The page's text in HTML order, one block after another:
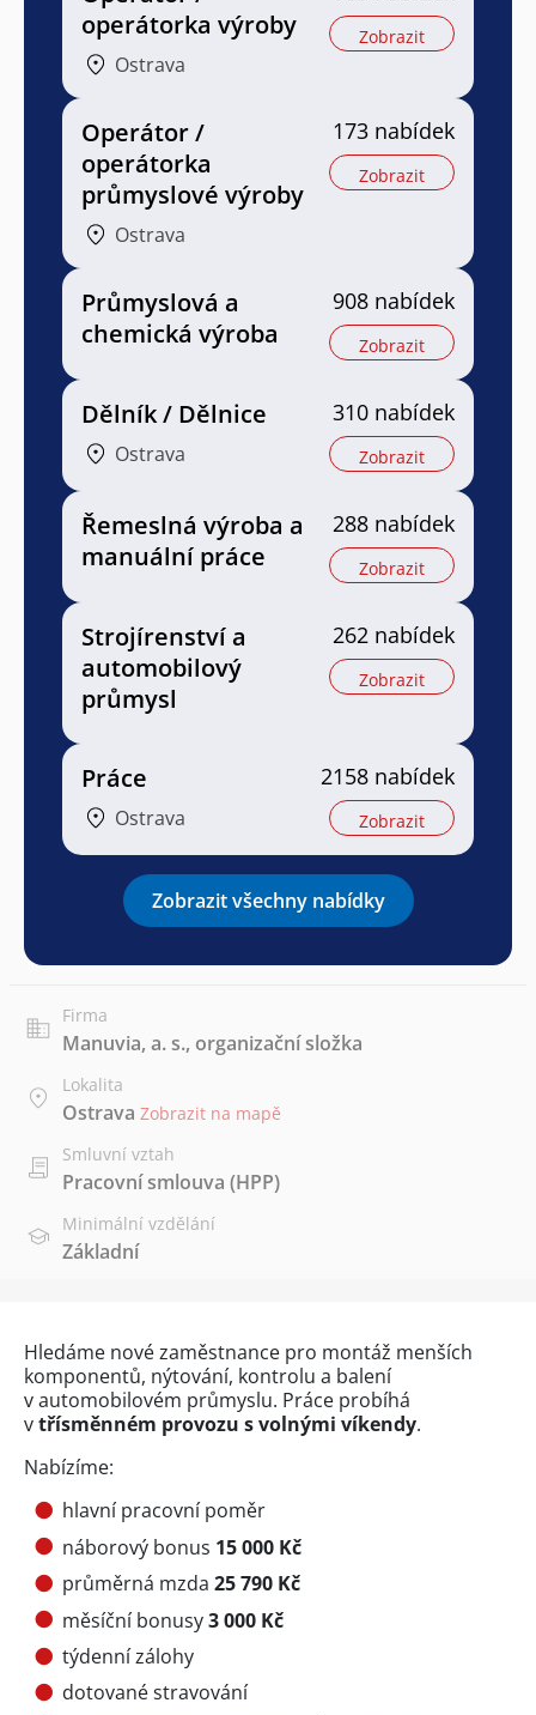
operátorka výroby
Ostrava
Zobrazit
Operátor /
operátorka
průmyslové výroby
Ostrava
173 nabídek
Zobrazit
Průmyslová a
chemická výroba
908 nabídek
Zobrazit
Dělník / Dělnice
Ostrava
310 nabídek
Zobrazit
Řemeslná výroba a
manuální práce
288 nabídek
Zobrazit
Strojírenství a
automobilový
průmysl
262 nabídek
Zobrazit
Práce
Ostrava
2158 nabídek
Zobrazit
Zobrazit všechny nabídky
Firma
Manuvia, a. s., organizační složka
Lokalita
Ostrava Zobrazit na mapě
Smluvní vztah
Pracovní smlouva (HPP)
Minimální vzdělání
Základní
Hledáme nové zaměstnance pro montáž menších
komponentů, nýtování, kontrolu a balení
v automobilovém průmyslu. Práce probíhá
vtřísměnném provozu s volnými víkendy.
Nabízíme:
hlavní pracovní poměr
náborový bonus 15 000 Kč
průměrná mzda 25 790 Kč
měsíční bonusy3 000 Kč
týdenní zálohy
dotované stravování